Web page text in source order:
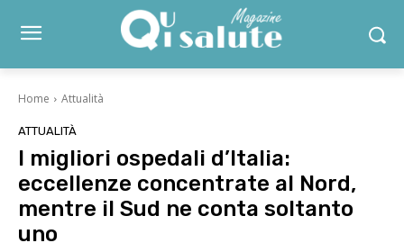
Home Attualità
ATTUALITÀ
I migliori ospedali d’Italia:
eccellenze concentrate al Nord,
mentre il Sud ne conta soltanto
uno